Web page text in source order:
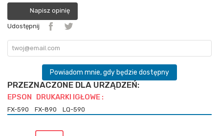
Napisz opinię
Udostępnij
Powiadom mnie, gdy będzie dostępny
PRZEZNACZONE DLA URZĄDZEŃ:
EPSON DRUKARKI IGŁOWE :
FX-590 FX-890 LQ-590